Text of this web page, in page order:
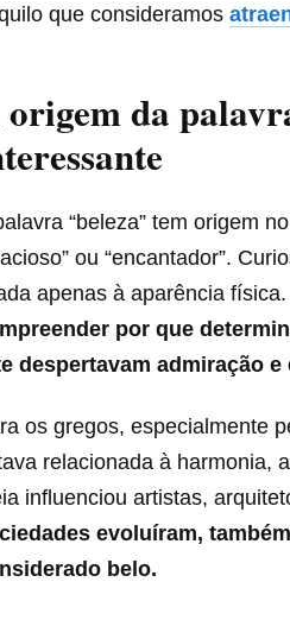
que consideramos
da
“beleza” tem origem
ou “encantador”.
apenas à aparência
por que
despertavam admiração e
os gregos, especialmente
relacionada à harmonia,
influenciou artistas,
evoluíram,
belo.